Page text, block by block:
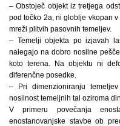
– Obstoječ objekt iz tretjega
pod točko 2a, ni globlje vkopan
mreži plitvih pasovnih temeljev.
– Temelji objekta po izjavah
nalegajo na dobro nosilne
koto terena. Na objektu ni
diferenčne posedke.
– Pri dimenzioniranju
nosilnost temeljnih tal oziroma
V primeru povečanja
enostanovanjske stavbe ob